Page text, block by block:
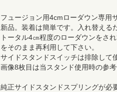
フュージョン用4cmローダウン専用
新品。装着は簡単です。入れ替える
トータル4㎝程度のローダウンをさ
をそのまま再利用して下さい。
サイドスタンドスイッチは排除して
画像8枚目は当スタンド使用時の参考
純正サイドスタンドスプリングが必